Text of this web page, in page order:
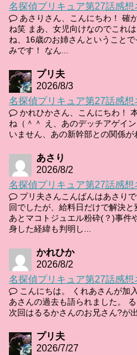
名探偵プリキュア第27話感想
あさりさん、こんにちわ！ 確
ね笑 まあ、女児向けなのでこれ
ね、16歳のお姉さんということ
みです！ なん...
プリ夫
2026/8/3
名探偵プリキュア第27話感想
かれひかさん、こんにちわ！
ね（＾＾ え、あのデッチアゲイ
いません、あの新幹部との関係が
あさり
2026/8/2
名探偵プリキュア第27話感想
プリ夫さんこんばんはあさり
回でしたが、給料日だけで解決
あとマコトジュエル粉砕(？)事件
身した経緯も判明し...
かれひか
2026/8/2
名探偵プリキュア第27話感想
こんにちは。 くれあさんが加
あさんの過去も語られました。
次回はるるかさんのお兄さん?が
プリ夫
2026/7/27